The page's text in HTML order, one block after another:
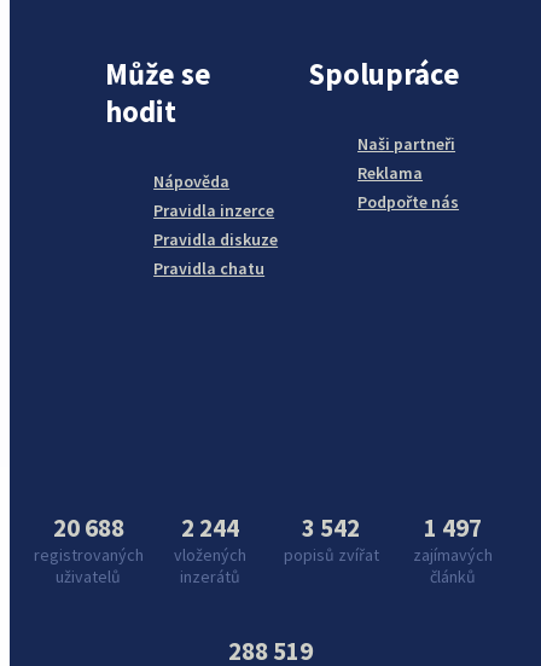
Může se
hodit
Nápověda
Pravidla inzerce
Pravidla diskuze
Pravidla chatu
Spolupráce
Naši partneři
Reklama
Podpořte nás
20 688
registrovaných
uživatelů
2 244
vložených
inzerátů
3 542
popisů zvířat
1 497
zajímavých
článků
288 519